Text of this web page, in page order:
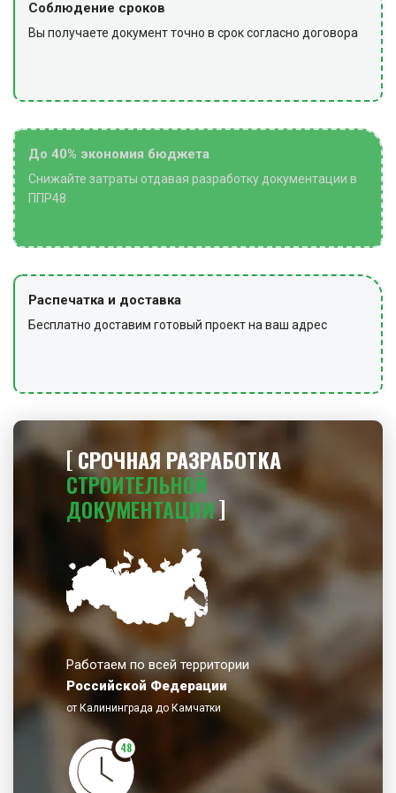
Соблюдение сроков
Вы получаете документ точно в срок согласно договора
До 40% экономия бюджета
Снижайте затраты отдавая разработку документации в
ППР48
Распечатка и доставка
Бесплатно доставим готовый проект на ваш адрес
СРОЧНАЯ РАЗРАБОТКА
СТРОИТЕЛЬНОЙ
ДОКУМЕНТАЦИИ
Работаем по всей территории
Российской Федерации
от Калининграда до Камчатки
48